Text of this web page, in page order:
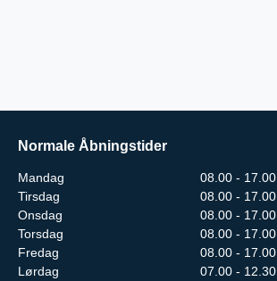
Normale Åbningstider
Mandag
08.00 - 17.00
Tirsdag
08.00 - 17.00
Onsdag
08.00 - 17.00
Torsdag
08.00 - 17.00
Fredag
08.00 - 17.00
Lørdag
07.00 - 12.30